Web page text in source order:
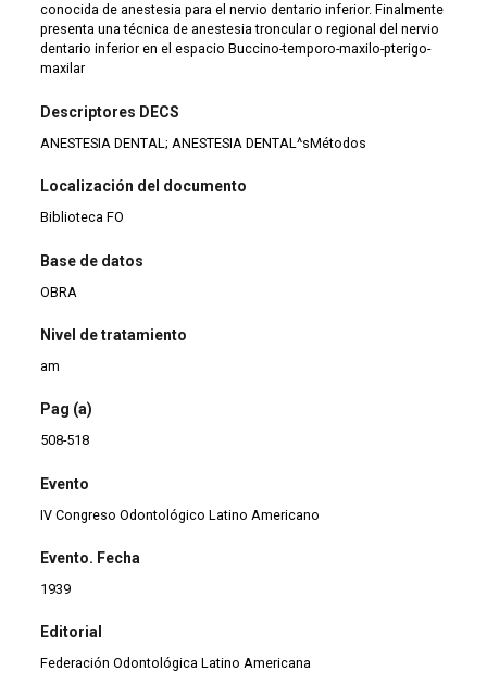
conocida de anestesia para el nervio dentario inferior. Finalmente
presenta una técnica de anestesia troncular o regional del nervio
dentario inferior en el espacio Buccino-temporo-maxilo-pterigo-
maxilar
Descriptores DECS
ANESTESIA DENTAL; ANESTESIA DENTAL^sMétodos
Localización del documento
Biblioteca FO
Base de datos
OBRA
Nivel de tratamiento
am
Pag (a)
508-518
Evento
IV Congreso Odontológico Latino Americano
Evento. Fecha
1939
Editorial
Federación Odontológica Latino Americana